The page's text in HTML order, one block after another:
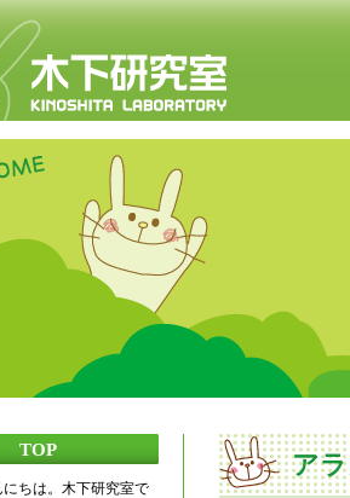
TOP
ちは。木下研究室で
ア